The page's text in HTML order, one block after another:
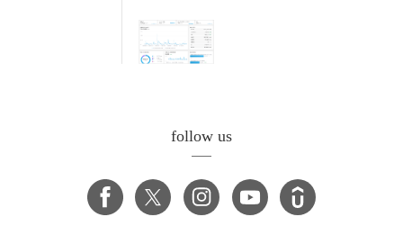
follow us